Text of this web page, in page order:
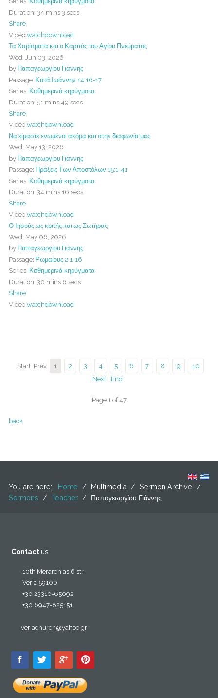
Duration: 34 mins 3 secs
Share
Video:watchdownload
Τα Χαρίσματα και ο Καρπός του Αγίου Πνεύματος
Wed, Jun 03, 2026
by Παπαγεωργίου Γιάννης
Passage: Κατά Ιωάννην 14:16-17
Series: Καθημερινά κηρύγματα
Duration: 51 mins 49 secs
Share
Video:watchdownload
Να είμαστε ενωμένοι ακόμα και στην διαφωνία μας
Wed, May 13, 2026
by Παπαγεωργίου Γιάννης
Passage: Πράξεις Των Αποστόλων 15:1-41
Series: Καθημερινά κηρύγματα
Duration: 34 mins 16 secs
Share
Video:watchdownload
Ο Ιησούς ως κριτής και ως Σωτήρας
Wed, May 06, 2026
by Παπαγεωργίου Γιάννης
Passage: Ρωμαίους 2:1-16
Series: Καθημερινά κηρύγματα
Duration: 30 mins 6 secs
Share
Video:watchdownload
Start Prev 1 2 3 4 5 6 7 8 9
10
Next
End
Page 1 of 47
back
You are here: Home / Multimedia / Sermon Archive /
Sermons / Teacher / Παπαγεωργίου Γιάννης
Contact us
10th Merarchias 6 str.
Veria 59100
+30 23310-65092
+30 6947-825151
veriachurch@yahoo.gr